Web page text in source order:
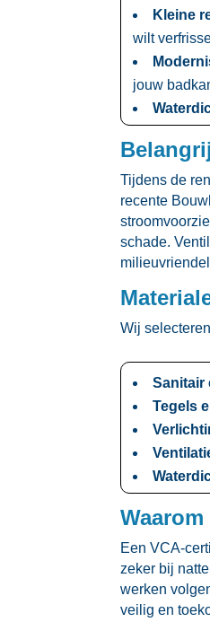
Kleine
wilt
jouw
Tijdens de
recente
schade.​
Wij
Sanitair
Tegels
Een VCA-
zeker bij
werken
veilig en